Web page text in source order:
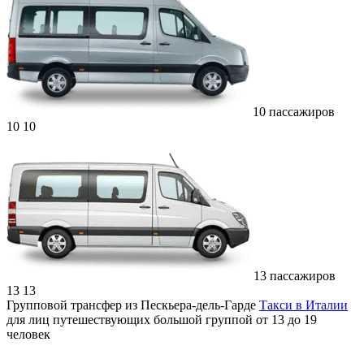
10 пассажиров
10 10
13 пассажиров
13 13
Групповой трансфер из Пескьера-дель-Гарде Такси в Италии
для лиц путешествующих большой группой от 13 до 19
человек